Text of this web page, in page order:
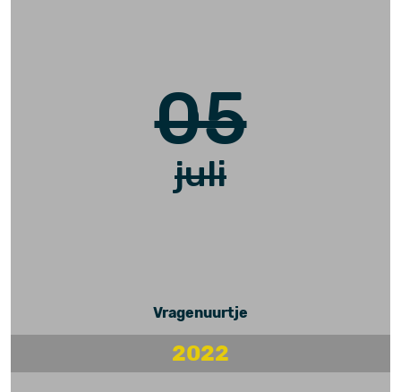
05
juli
Vragenuurtje
2022